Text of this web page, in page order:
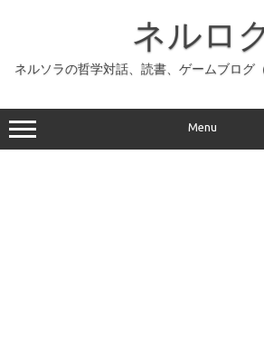
ッ
プ
ネルロ
ネルソラの哲学対話、読書、ゲームブログ
Menu